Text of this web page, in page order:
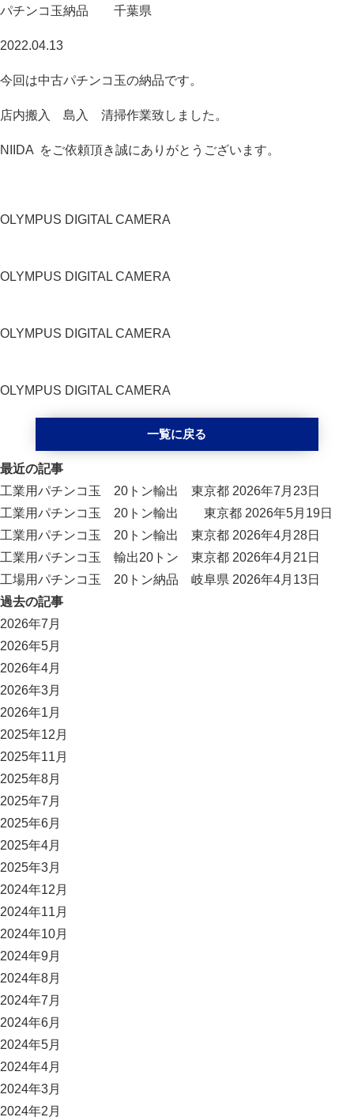
パチンコ玉納品 千葉県
2022.04.13
今回は中古パチンコ玉の納品です。
店内搬入 島入 清掃作業致しました。
NIIDA をご依頼頂き誠にありがとうございます。
OLYMPUS DIGITAL CAMERA
OLYMPUS DIGITAL CAMERA
OLYMPUS DIGITAL CAMERA
OLYMPUS DIGITAL CAMERA
一覧に戻る
最近の記事
工業用パチンコ玉 20トン輸出 東京都 2026年7月23日
工業用パチンコ玉 20トン輸出 東京都 2026年5月19日
工業用パチンコ玉 20トン輸出 東京都 2026年4月28日
工業用パチンコ玉 輸出20トン 東京都 2026年4月21日
工場用パチンコ玉 20トン納品 岐阜県 2026年4月13日
過去の記事
2026年7月
2026年5月
2026年4月
2026年3月
2026年1月
2025年12月
2025年11月
2025年8月
2025年7月
2025年6月
2025年4月
2025年3月
2024年12月
2024年11月
2024年10月
2024年9月
2024年8月
2024年7月
2024年6月
2024年5月
2024年4月
2024年3月
2024年2月